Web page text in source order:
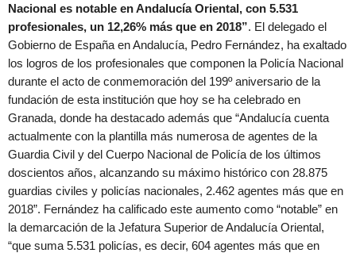
Nacional es notable en Andalucía Oriental, con 5.531
profesionales, un 12,26% más que en 2018”. El delegado el
Gobierno de España en Andalucía, Pedro Fernández, ha exaltado
los logros de los profesionales que componen la Policía Nacional
durante el acto de conmemoración del 199º aniversario de la
fundación de esta institución que hoy se ha celebrado en
Granada, donde ha destacado además que “Andalucía cuenta
actualmente con la plantilla más numerosa de agentes de la
Guardia Civil y del Cuerpo Nacional de Policía de los últimos
doscientos años, alcanzando su máximo histórico con 28.875
guardias civiles y policías nacionales, 2.462 agentes más que en
2018”. Fernández ha calificado este aumento como “notable” en
la demarcación de la Jefatura Superior de Andalucía Oriental,
“que suma 5.531 policías, es decir, 604 agentes más que en